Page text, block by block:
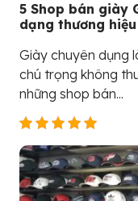
5 Shop bán giày
dạng thương hiệu
Giày chuyên dụng
chú trọng không
những shop bán...